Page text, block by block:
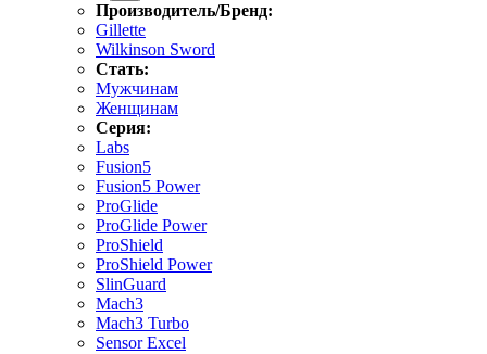
Производитель/Бренд:
Gillette
Wilkinson Sword
Стать:
Мужчинам
Женщинам
Серия:
Labs
Fusion5
Fusion5 Power
ProGlide
ProGlide Power
ProShield
ProShield Power
SlinGuard
Mach3
Mach3 Turbo
Sensor Excel